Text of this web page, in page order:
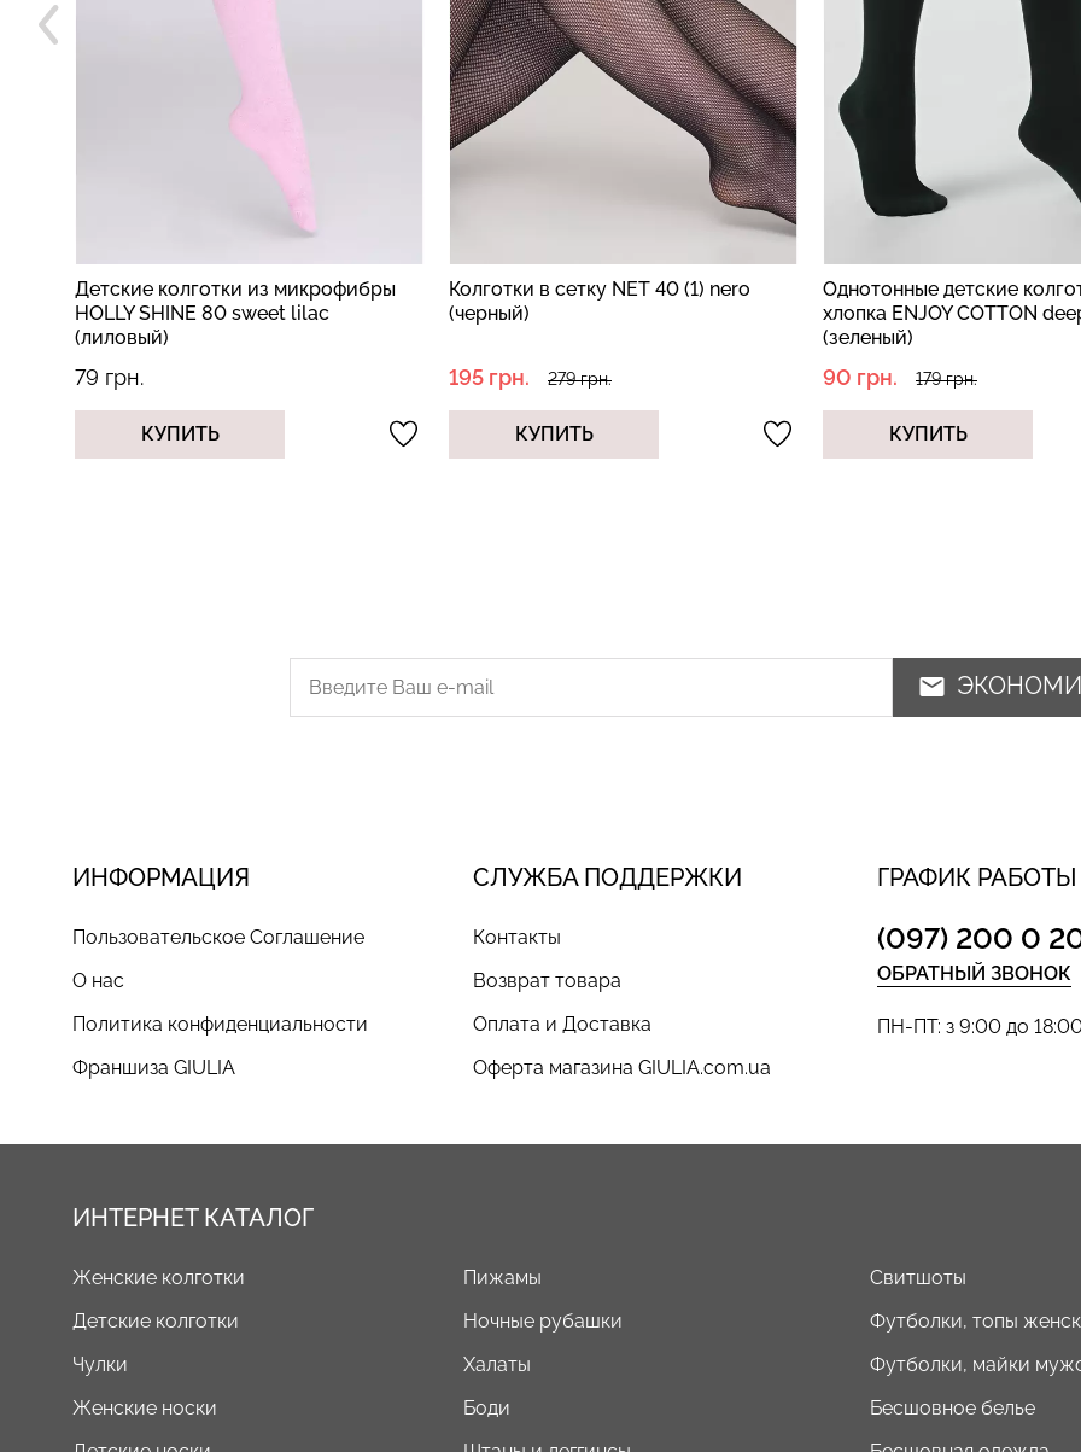
Колготки в сетку NET 40 (1) nero
(черный)
195 грн.
КУПИТЬ
Однотонные детские колготки из
хлопка ENJOY COTTON deep green
90 грн. 179 грн.
КУПИТЬ
Детские колготки KETTY
(зеленый)
79 грн.
КУПИТЬ
ИНФОРМАЦИЯ
Пользовательское Соглашение
О нас
Политика конфиденциальности
Франшиза GIULIA
СЛУЖБА ПОДДЕРЖКИ
Контакты
Возврат товара
Оплата и Доставка
Оферта магазина GIULIA.com.ua
ГРАФИК РАБОТЫ
(097) 200 0
ОБРАТНЫЙ ЗВОНОК
ПН-ПТ: з 9:00 до
ИНТЕРНЕТ КАТАЛОГ
Женские колготки
Детские колготки
Чулки
Женские носки
Пижамы
Ночные рубашки
Халаты
Боди
Свитшоты
Футболки, топы
Футболки, майки
Бесшовное белье